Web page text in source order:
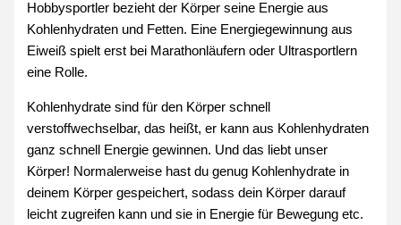
Hobbysportler bezieht der Körper seine Energie aus
Kohlenhydraten und Fetten. Eine Energiegewinnung aus
Eiweiß spielt erst bei Marathonläufern oder Ultrasportlern
eine Rolle.
Kohlenhydrate sind für den Körper schnell
verstoffwechselbar, das heißt, er kann aus Kohlenhydraten
ganz schnell Energie gewinnen. Und das liebt unser
Körper! Normalerweise hast du genug Kohlenhydrate in
deinem Körper gespeichert, sodass dein Körper darauf
leicht zugreifen kann und sie in Energie für Bewegung etc.